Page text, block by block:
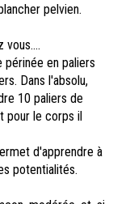
pelvien.
vous….
en paliers
Dans l'absolu,
10 paliers de
pour le corps il
d'apprendre à
potentialités.